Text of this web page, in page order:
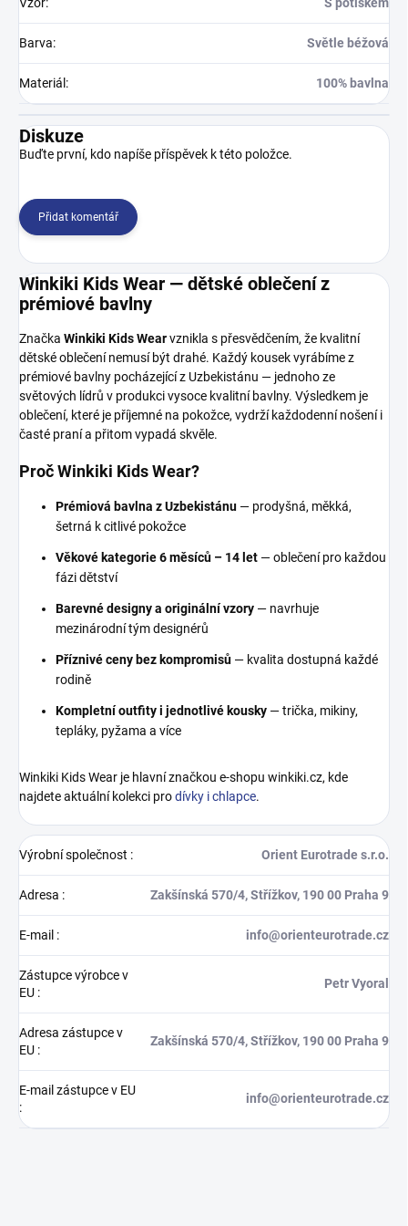
Vzor: S potiskem
Barva: Světle béžová
Materiál : 100% bavlna
Diskuze
Buďte první, kdo napíše příspěvek k této položce.
Přidat komentář
Winkiki Kids Wear — dětské oblečení z
prémiové bavlny
Značka Winkiki Kids Wearvznikla s přesvědčením, že kvalitní
dětské oblečení nemusí být drahé. Každý kousek vyrábíme z
prémiové bavlny pocházející z Uzbekistánu — jednoho ze
světových lídrů v produkci vysoce kvalitní bavlny. Výsledkem je
oblečení, které je příjemné na pokožce, vydrží každodenní nošení i
časté praní a přitom vypadá skvěle.
Proč Winkiki Kids Wear?
Prémiová bavlna z Uzbekistánu — prodyšná, měkká,
šetrná k citlivé pokožce
Věkové kategorie 6 měsíců – 14 let — oblečení pro každou
fázi dětství
Barevné designy a originální vzory — navrhuje
mezinárodní tým designérů
Příznivé ceny bez kompromisů — kvalita dostupná každé
rodině
Kompletní outfity i jednotlivé kousky — trička, mikiny,
tepláky, pyžama a více
Winkiki Kids Wear je hlavní značkou e-shopu winkiki.cz, kde
najdete aktuální kolekci prodívky i chlapce.
Výrobní společnost : Orient Eurotrade s.r.o.
Adresa : Zakšínská 570/4, Střížkov, 190 00 Praha 9
E-mail : info@orienteurotrade.cz
Zástupce výrobce v
EU :
Petr Vyoral
Adresa zástupce v
EU :
Zakšínská 570/4, Střížkov, 190 00 Praha 9
E-mail zástupce v EU
:
info@orienteurotrade.cz